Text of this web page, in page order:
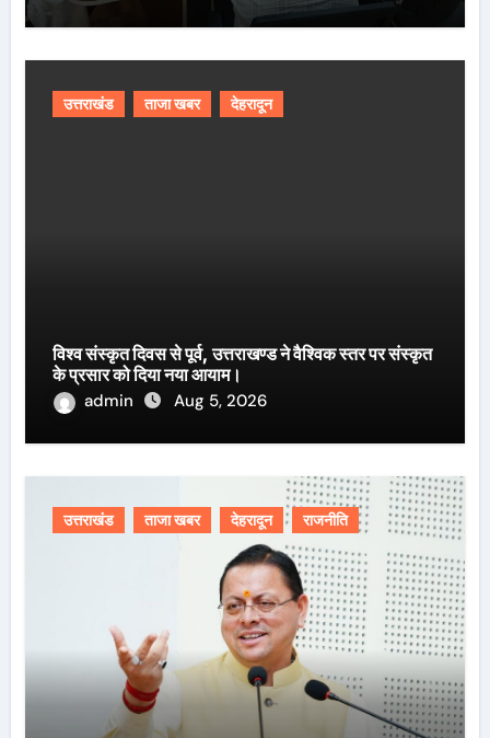
उत्तराखंड ताजा खबर देहरादून
विश्व संस्कृत दिवस से पूर्व, उत्तराखण्ड ने वैश्विक स्तर पर संस्कृत
के प्रसार को दिया नया आयाम।
admin
Aug 5, 2026
उत्तराखंड ताजा खबर देहरादून राजनीति